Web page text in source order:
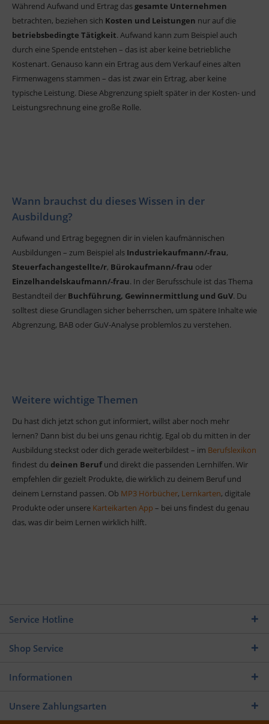
Während Aufwand und Ertrag dasgesamte Unternehmen
betrachten, beziehen sich Kosten und Leistungen nur auf die
betriebsbedingte Tätigkeit. Aufwand kann zum Beispiel auch
durch eine Spende entstehen – das ist aber keine betriebliche
Kostenart. Genauso kann ein Ertrag aus dem Verkauf eines alten
Firmenwagens stammen – das ist zwar ein Ertrag, aber keine
typische Leistung. Diese Abgrenzung spielt später in der Kosten- und
Leistungsrechnung eine große Rolle.
Wann brauchst du dieses Wissen in der
Ausbildung?
Aufwand und Ertrag begegnen dir in vielen kaufmännischen
Ausbildungen – zum Beispiel als Industriekaufmann/-frau,
Steuerfachangestellte/r, Bürokaufmann/-frau oder
Einzelhandelskaufmann/-frau. In der Berufsschule ist das Thema
Bestandteil der Buchführung, Gewinnermittlung und GuV. Du
solltest diese Grundlagen sicher beherrschen, um spätere Inhalte wie
Abgrenzung, BAB oder GuV-Analyse problemlos zu verstehen.
Weitere wichtige Themen
Du hast dich jetzt schon gut informiert, willst aber noch mehr
lernen? Dann bist du bei uns genau richtig. Egal ob du mitten in der
Ausbildung steckst oder dich gerade weiterbildest – im Berufslexikon
findest du deinen Berufund direkt die passenden Lernhilfen. Wir
empfehlen dir gezielt Produkte, die wirklich zu deinem Beruf und
deinem Lernstand passen. Ob MP3 Hörbücher, Lernkarten, digitale
Produkte oder unsere Karteikarten App – bei uns findest du genau
das, was dir beim Lernen wirklich hilft.
Service Hotline
Shop Service
Informationen
Unsere Zahlungsarten